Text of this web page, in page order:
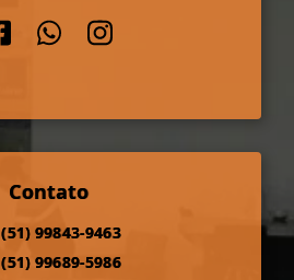
Contato
(51) 99843-9463
(51) 99689-5986